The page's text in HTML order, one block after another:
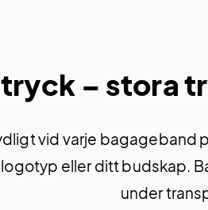
– stora
vid varje bagageband
eller ditt budskap.
under